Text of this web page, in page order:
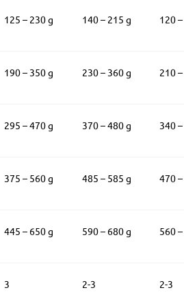
125 – 230 g 140 – 215 g 120
190 – 350 g 230 – 360 g 210
295 – 470 g 370 – 480 g 340
375 – 560 g 485 – 585 g 470
445 – 650 g 590 – 680 g 560
3 2-3 2-3